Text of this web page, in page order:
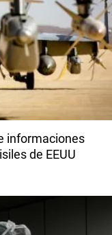
informaciones
de EEUU